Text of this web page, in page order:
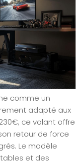
comme un
adapté aux
ce volant offre
retour de force
Le modèle
et des